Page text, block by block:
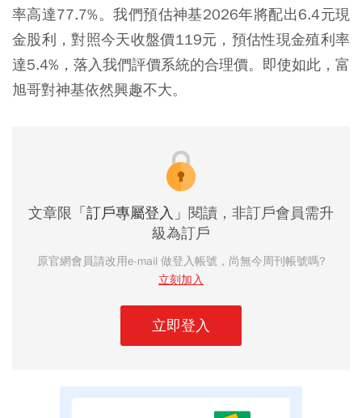
率高達77.7%。我們預估神基2026年將配出6.4元現
金股利，對照今天收盤價119元，預估性現金殖利率
達5.4%，落入我們評價系統的合理價。即使如此，富
旭哥對神基依然興趣不大。
文章限 「訂戶專屬登入」 閱讀，非訂戶會員需升
級為訂戶
原官網會員請改用e-mail 做登入帳號，尚無今周刊帳號嗎?
立刻加入
立即登入